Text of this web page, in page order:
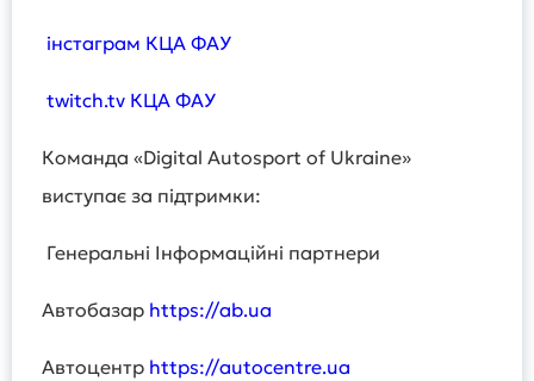
інстаграм КЦА ФАУ
twitch.tv КЦА ФАУ
Команда «Digital Autosport of Ukraine»
виступає за підтримки:
Генеральні Інформаційні партнери
Автобазар https://ab.ua
Автоцентр https://autocentre.ua